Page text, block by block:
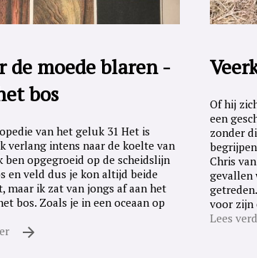
de moede blaren -
bos
van het geluk 31 Het is
verlang intens naar de koelte van
ben opgegroeid op de scheidslijn
en veld dus je kon altijd beide
maar ik zat van jongs af aan het
bos. Zoals je in een oceaan op
Of hij
een
zonder
Chris
gevallen
voor zijn
Lees